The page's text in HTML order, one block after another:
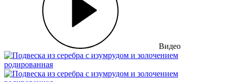
Видео